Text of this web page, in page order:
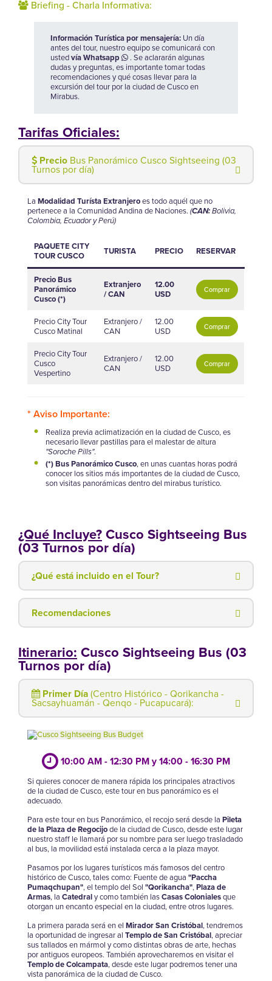
Briefing - Charla Informativa:
Información Turística por mensajería: Un día
antes del tour, nuestro equipo se comunicará con
ustedvía Whatsapp
. Se aclararán algunas
dudas y preguntas, es importante tomar todas
recomendaciones y qué cosas llevar para la
excursión del tour por la ciudad de Cusco en
Mirabus.
Tarifas Oficiales:
Precio Bus Panorámico Cusco Sightseeing (03
Turnos por día)
La Modalidad Turísta Extranjeroes todo aquél que no
pertenece a la Comunidad Andina de Naciones. (CAN:Bolivia,
Colombia, Ecuador y Perú)
PAQUETE CITY
TOUR CUSCO
TURISTA PRECIO RESERVAR
Precio Bus
Panorámico
Cusco (*)
Extranjero
/ CAN
12.00
USD
Comprar
Precio City Tour
Cusco Matinal
Extranjero /
CAN
12.00
USD
Comprar
Precio City Tour
Cusco
Vespertino
Extranjero /
CAN
12.00
USD
Comprar
* Aviso Importante:
Realiza previa aclimatización en la ciudad de Cusco, es
necesario llevar pastillas para el malestar de altura
"Soroche Pills".
(*) Bus Panorámico Cusco, en unas cuantas horas podrá
conocer los sitios más importantes de la ciudad de Cusco,
son visitas panorámicas dentro del mirabus turístico.
¿Qué Incluye?Cusco Sightseeing Bus
(03 Turnos por día)
¿Qué está incluido en el Tour?
Recomendaciones
Itinerario: Cusco Sightseeing Bus (03
Turnos por día)
Primer Día(Centro Histórico - Qorikancha -
Sacsayhuamán - Qenqo - Pucapucará):
10:00 AM - 12:30 PM y 14:00 - 16:30 PM
Si quieres conocer de manera rápida los principales atractivos
de la ciudad de Cusco, este tour en bus panorámico es el
adecuado.
Para este tour en bus Panorámico, el recojo será desde la Pileta
de la Plaza de Regocijode la ciudad de Cusco, desde este lugar
nuestro staff le llamará por su nombre para ser luego trasladado
al bus, la movilidad está instalada cerca a la plaza mayor.
Pasamos por los lugares turísticos más famosos del centro
histórico de Cusco, tales como: Fuente de agua "Paccha
Pumaqchupan", el templo del Sol "Qorikancha",Plaza de
Armas, la Catedraly como también lasCasas Colonialesque
otorgan un encanto especial en la ciudad, entre otros lugares.
La primera parada será en el Mirador San Cristóbal, tendremos
la oportunidad de ingresar al Templo de San Cristóbal, apreciar
sus tallados en mármol y como distintas obras de arte, hechas
por antiguos europeos. También aprovecharemos en visitar el
Templo de Colcampata, desde este lugar podremos tener una
vista panorámica de la ciudad de Cusco.